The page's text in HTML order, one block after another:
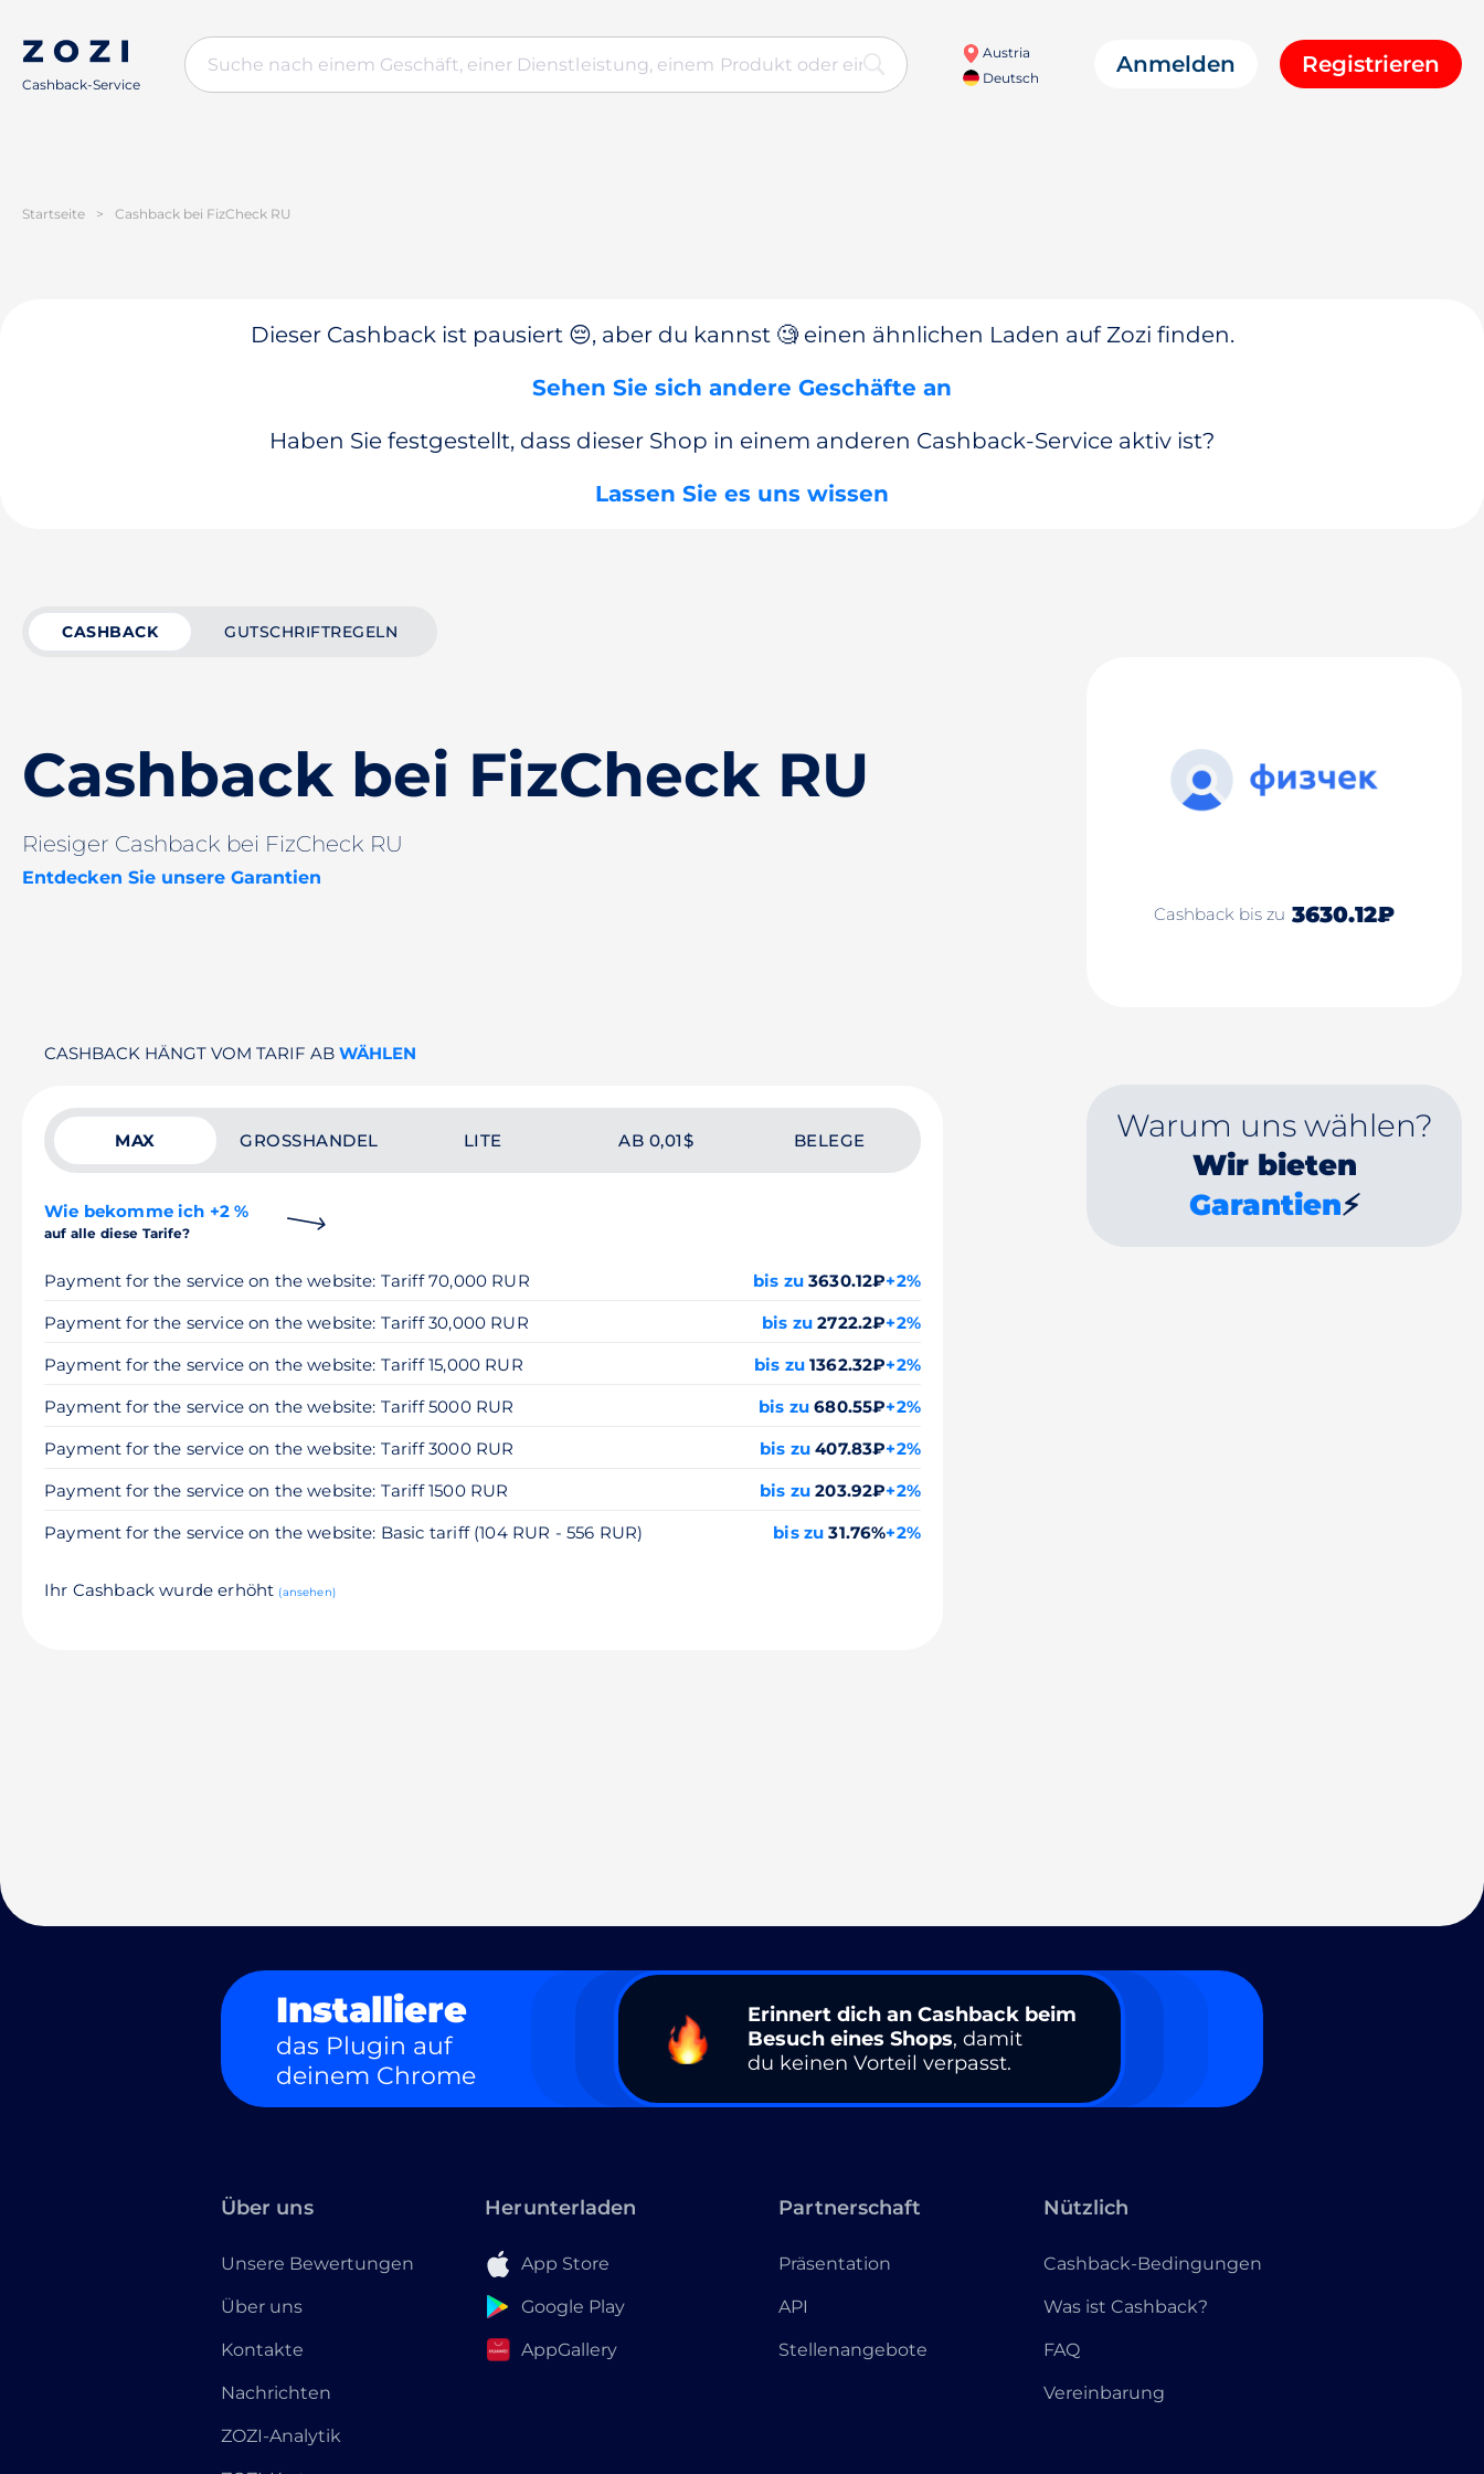
Cashback-Service
Austria
Deutsch
Anmelden Registrieren
Startseite > Cashback bei FizCheck RU
Dieser Cashback ist pausiert 😔, aber du kannst 🧐 einen ähnlichen Laden auf Zozi finden.
Sehen Sie sich andere Geschäfte an
Haben Sie festgestellt, dass dieser Shop in einem anderen Cashback-Service aktiv ist?
Lassen Sie es uns wissen
CASHBACK GUTSCHRIFTREGELN
Cashback bei FizCheck RU
Riesiger Cashback bei FizCheck RU
Entdecken Sie unsere Garantien
Cashback bis zu 3630.12₽
CASHBACK HÄNGT VOM TARIF AB WÄHLEN
MAX GROSSHANDEL LITE AB 0,01$ BELEGE
Wie bekomme ich +2 %
auf alle diese Tarife?
Payment for the service on the website: Tariff 70,000 RUR bis zu3630.12₽+2%
Payment for the service on the website: Tariff 30,000 RUR
bis zu 2722.2₽+2%
Payment for the service on the website: Tariff 15,000 RUR
bis zu1362.32₽+2%
Payment for the service on the website: Tariff 5000 RUR
bis zu 680.55₽+2%
Payment for the service on the website: Tariff 3000 RUR
bis zu 407.83₽+2%
Payment for the service on the website: Tariff 1500 RUR
bis zu 203.92₽+2%
Payment for the service on the website: Basic tariff (104 RUR - 556 RUR)
bis zu 31.76%+2%
Ihr Cashback wurde erhöht (ansehen)
Warum uns wählen?
Wir bieten
Garantien⚡
Installiere
das Plugin auf
deinem Chrome
Erinnert dich an Cashback beim
Besuch eines Shops, damit
du keinen Vorteil verpasst.
Über uns
Unsere Bewertungen
Über uns
Kontakte
Nachrichten
ZOZI-Analytik
Herunterladen
App Store
Google Play
AppGallery
Partnerschaft
Präsentation
API
Stellenangebote
Nützlich
Cashback-Bedingungen
Was ist Cashback?
FAQ
Vereinbarung